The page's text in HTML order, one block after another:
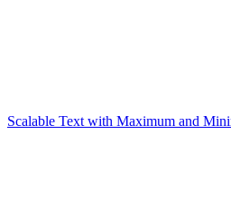
Scalable Text with Maximum and